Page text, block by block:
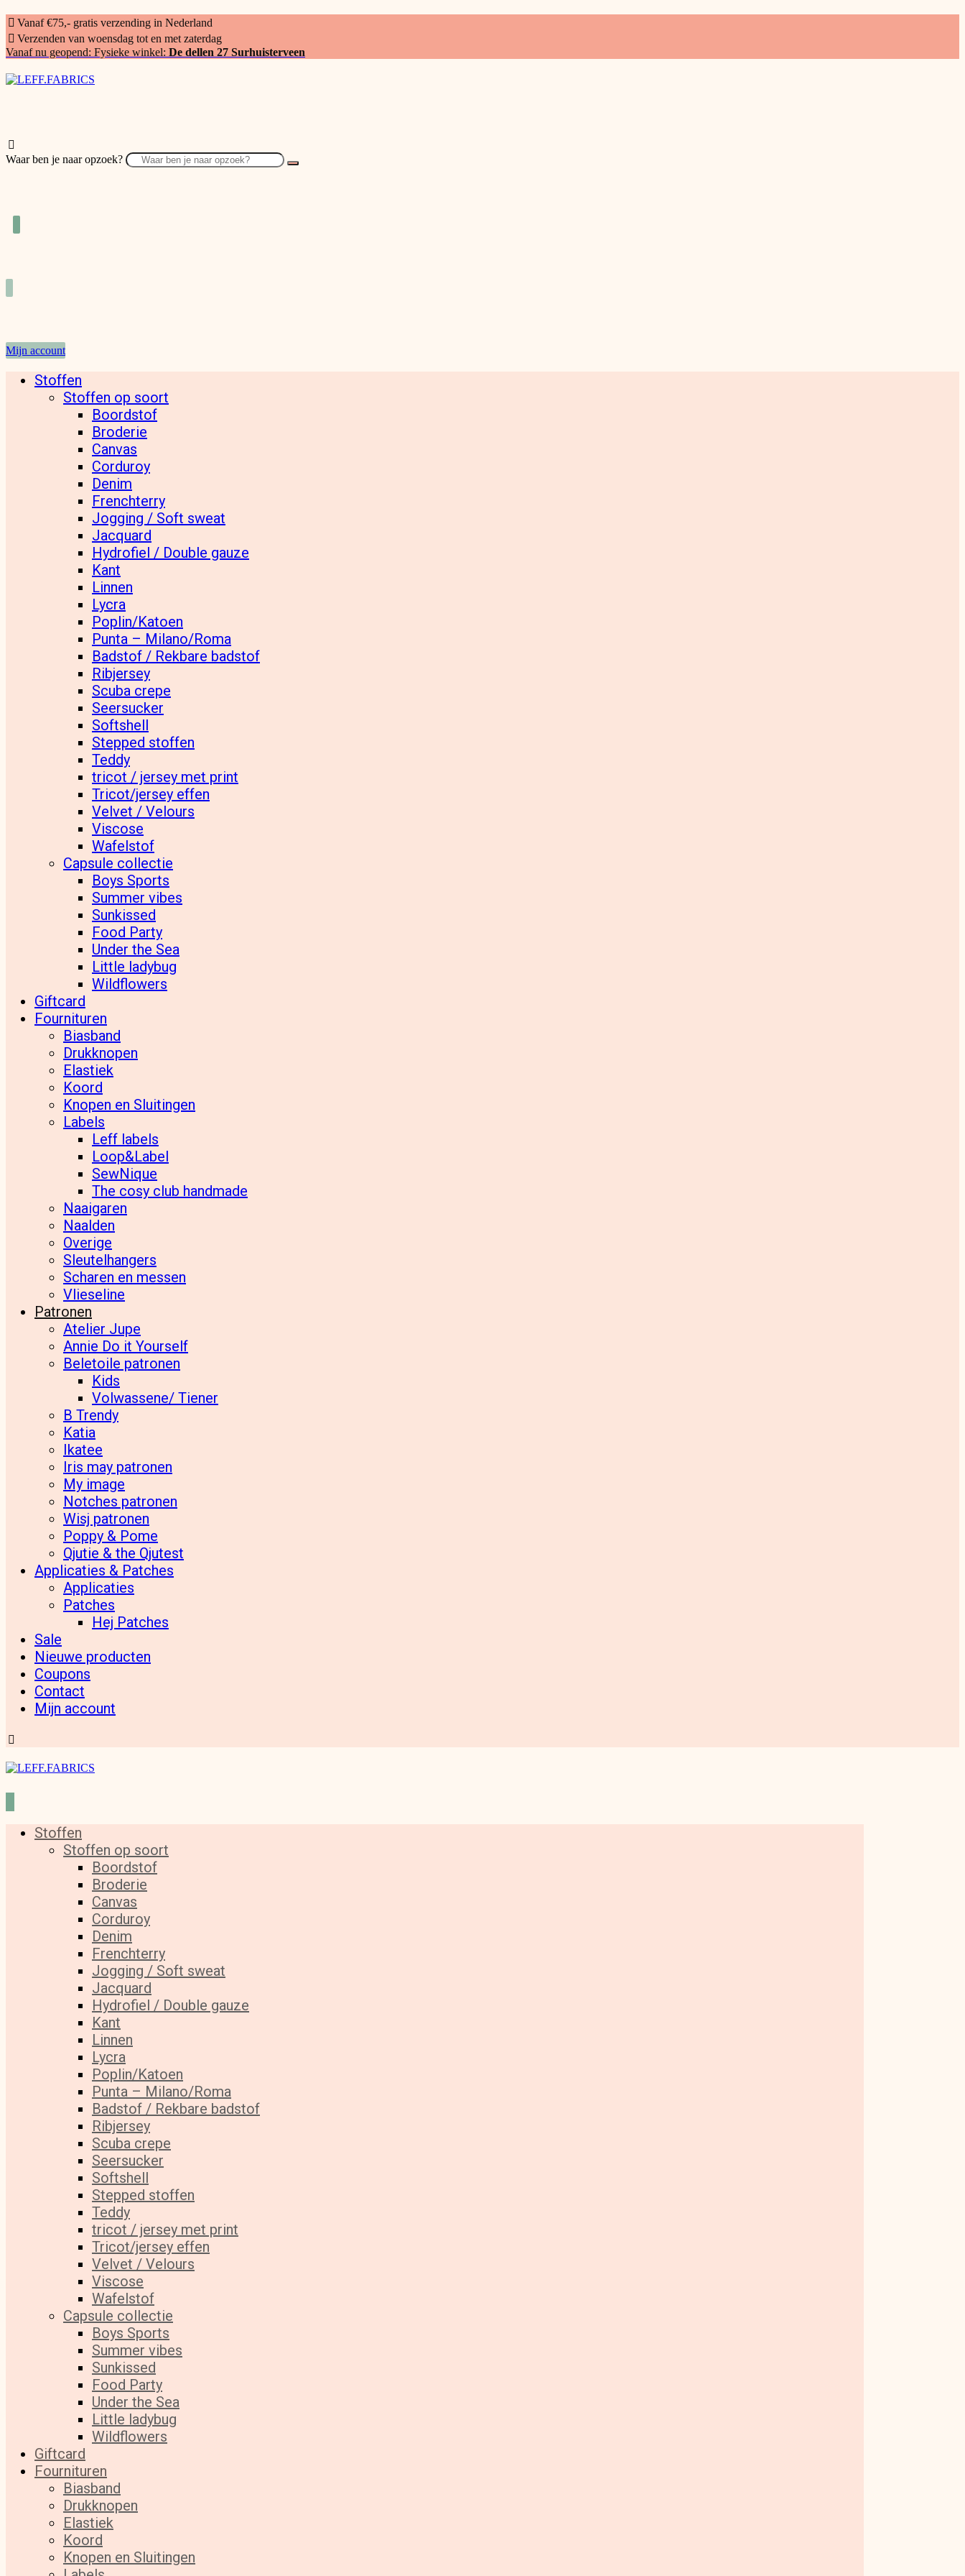
Vanaf €75,- gratis verzending in Nederland
Verzenden van woensdag tot en met zaterdag
Vanaf nu geopend: Fysieke winkel: De dellen 27 Surhuisterveen
Waar ben je naar opzoek?
Mijn account
Stoffen
Stoffen op soort
Boordstof
Broderie
Canvas
Corduroy
Denim
Frenchterry
Jogging / Soft sweat
Jacquard
Hydrofiel / Double gauze
Kant
Linnen
Lycra
Poplin/Katoen
Punta – Milano/Roma
Badstof / Rekbare badstof
Ribjersey
Scuba crepe
Seersucker
Softshell
Stepped stoffen
Teddy
tricot / jersey met print
Tricot/jersey effen
Velvet / Velours
Viscose
Wafelstof
Capsule collectie
Boys Sports
Summer vibes
Sunkissed
Food Party
Under the Sea
Little ladybug
Wildflowers
Giftcard
Fournituren
Biasband
Drukknopen
Elastiek
Koord
Knopen en Sluitingen
Labels
Leff labels
Loop&Label
SewNique
The cosy club handmade
Naaigaren
Naalden
Overige
Sleutelhangers
Scharen en messen
Vlieseline
Patronen
Atelier Jupe
Annie Do it Yourself
Beletoile patronen
Kids
Volwassene/ Tiener
B Trendy
Katia
Ikatee
Iris may patronen
My image
Notches patronen
Wisj patronen
Poppy & Pome
Qjutie & the Qjutest
Applicaties & Patches
Applicaties
Patches
Hej Patches
Sale
Nieuwe producten
Coupons
Contact
Mijn account
Stoffen
Stoffen op soort
Boordstof
Broderie
Canvas
Corduroy
Denim
Frenchterry
Jogging / Soft sweat
Jacquard
Hydrofiel / Double gauze
Kant
Linnen
Lycra
Poplin/Katoen
Punta – Milano/Roma
Badstof / Rekbare badstof
Ribjersey
Scuba crepe
Seersucker
Softshell
Stepped stoffen
Teddy
tricot / jersey met print
Tricot/jersey effen
Velvet / Velours
Viscose
Wafelstof
Capsule collectie
Boys Sports
Summer vibes
Sunkissed
Food Party
Under the Sea
Little ladybug
Wildflowers
Giftcard
Fournituren
Biasband
Drukknopen
Elastiek
Koord
Knopen en Sluitingen